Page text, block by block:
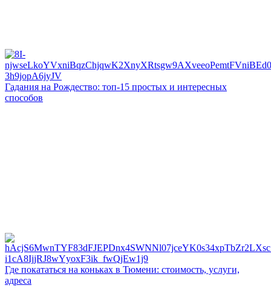
Гадания на Рождество: топ-15 простых и интересных
способов
Где покататься на коньках в Тюмени: стоимость, услуги,
адреса